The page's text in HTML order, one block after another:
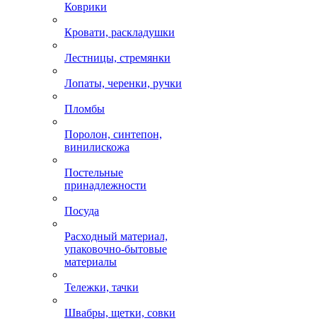
Коврики
Кровати, раскладушки
Лестницы, стремянки
Лопаты, черенки, ручки
Пломбы
Поролон, синтепон,
винилискожа
Постельные
принадлежности
Посуда
Расходный материал,
упаковочно-бытовые
материалы
Тележки, тачки
Швабры, щетки, совки